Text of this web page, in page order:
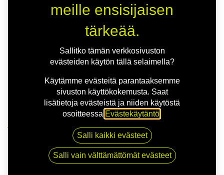
175/60R15 81V TRACMAX 175/60 R15 81V TX2
meille ensisijaisen
tärkeää.
Sallitko tämän verkkosivuston
evästeiden käytön tällä selaimella?
Käytämme evästeitä parantaaksemme
sivuston käyttökokemusta. Saat
lisätietoja evästeistä ja niiden käytöstä
osoitteessa Evästekäytäntö
Salli kaikki evästeet
Salli vain välttämättömät evästeet